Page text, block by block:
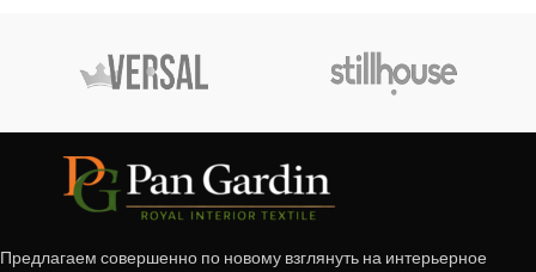
Предлагаем совершенно по новому взглянуть на интерьерное